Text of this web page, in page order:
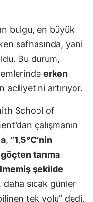
bulgu, en büyük
safhasında, yani
Bu durum,
erken
aciliyetini artırıyor.
School of
çalışmanın
, “1,5°C’nin
göçten tarıma
şekilde
daha sıcak günler
tek yolu” dedi.